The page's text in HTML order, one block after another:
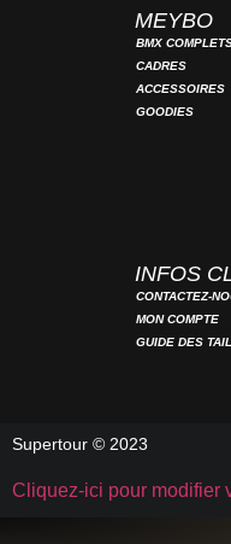
MEYBO
BMX
CADRES
ACCESSOIRES
GOODIES
INFOS
CONTACTEZ-
MON COMPTE
GUIDE DES
Supertour © 2023
Cliquez-ici pour modifier